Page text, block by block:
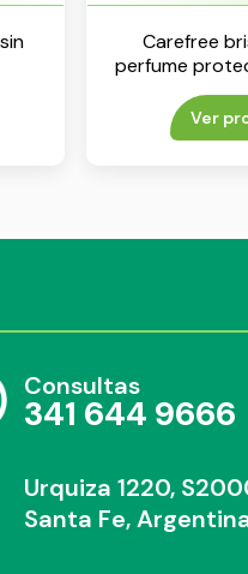
Carefree
perfume
20
Ver
Consultas
341 644 9666
Urquiza 1220,
Santa Fe,